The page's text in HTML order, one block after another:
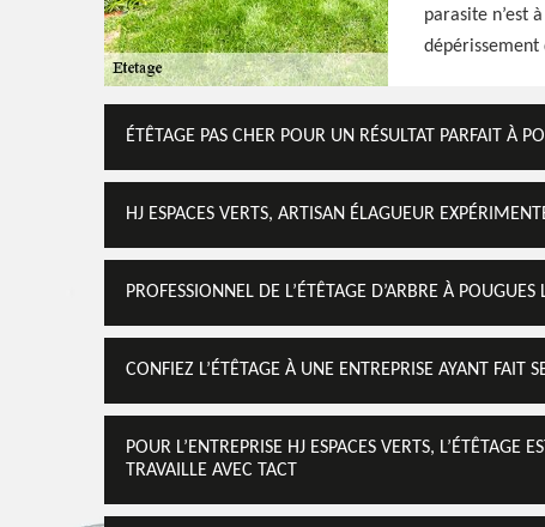
parasite n’est
dépérissement
ÉTÊTAGE PAS CHER POUR UN RÉSULTAT PARFAIT À
HJ ESPACES VERTS, ARTISAN ÉLAGUEUR
PROFESSIONNEL DE L’ÉTÊTAGE D’ARBRE À POUGUES
CONFIEZ L’ÉTÊTAGE À UNE ENTREPRISE AYANT FAIT
POUR L’ENTREPRISE HJ ESPACES VERTS, L’ÉTÊTAGE
TRAVAILLE AVEC TACT